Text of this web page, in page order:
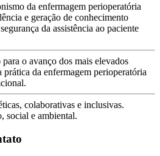
da enfermagem perioperatória
e geração de conhecimento
da assistência ao paciente
o avanço dos mais elevados
prática da enfermagem perioperatória
colaborativas e inclusivas.
social e ambiental.